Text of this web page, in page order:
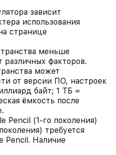
зависит
использования
странице
меньше
различных факторов.
может
от версии ПО, настроек
байт; 1 ТБ =
ёмкость после
Pencil (1-го поколения)
требуется
Pencil. Наличие